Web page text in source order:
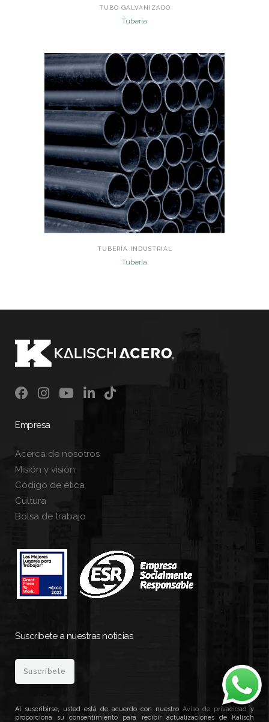
TUBO GALVANIZADO
Tubería
TUBERÍA INDUSTRIAL
Tubería
Empresa
Acerca de nosotros
Misión y visión
Código de ética
Cultura
Bolsa de trabajo
Suscríbete a nuestras noticias
Suscríbete
Al suscribirse, usted está de acuerdo con nuestro Aviso de privacidad y
proporciona su consentimiento para recibir actualizaciones de Kalisch